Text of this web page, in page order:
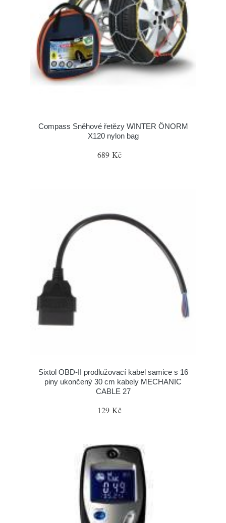
Compass Sněhové řetězy WINTER ÖNORM
X120 nylon bag
689 Kč
Sixtol OBD-II prodlužovací kabel samice s 16
piny ukončený 30 cm kabely MECHANIC
CABLE 27
129 Kč